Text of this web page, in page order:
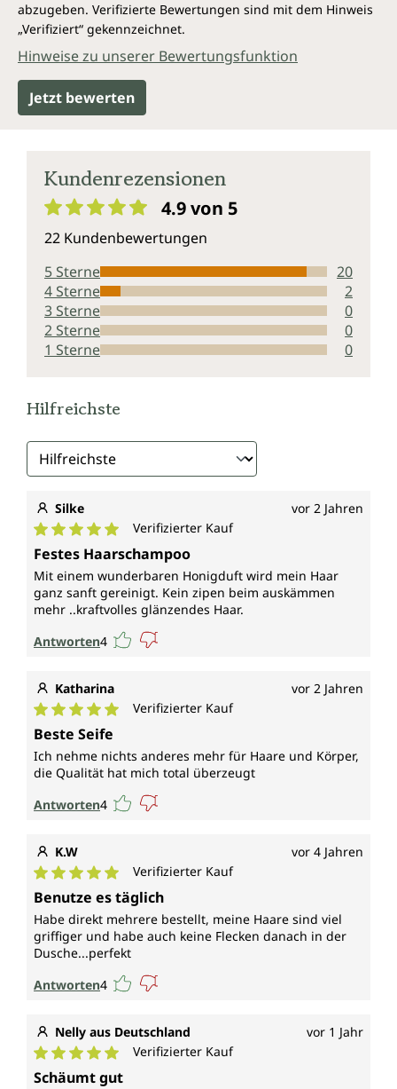
abzugeben. Verifizierte Bewertungen sind mit dem Hinweis
„Verifiziert“ gekennzeichnet.
Hinweise zu unserer Bewertungsfunktion
Jetzt bewerten
Kundenrezensionen
4.9 von 5
22 Kundenbewertungen
5 Sterne
20
4 Sterne
2
3 Sterne
0
2 Sterne
0
1 Sterne
0
Hilfreichste
Silke vor 2 Jahren
Durchschnittliche Bewertung von 5 von 5 Sternen
Verifizierter Kauf
Festes Haarschampoo
Mit einem wunderbaren Honigduft wird mein Haar
ganz sanft gereinigt. Kein zipen beim auskämmen
mehr ..kraftvolles glänzendes Haar.
Antworten4
Katharina vor 2 Jahren
Durchschnittliche Bewertung von 5 von 5 Sternen
Verifizierter Kauf
Beste Seife
Ich nehme nichts anderes mehr für Haare und Körper,
die Qualität hat mich total überzeugt
Antworten4
K.W vor 4 Jahren
Durchschnittliche Bewertung von 5 von 5 Sternen
Verifizierter Kauf
Benutze es täglich
Habe direkt mehrere bestellt, meine Haare sind viel
griffiger und habe auch keine Flecken danach in der
Dusche...perfekt
Antworten4
Nelly aus Deutschland vor 1 Jahr
Durchschnittliche Bewertung von 5 von 5 Sternen
Verifizierter Kauf
Schäumt gut